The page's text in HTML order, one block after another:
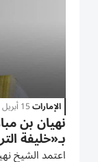
الإمارات15 أبريل 2026
نهيان بن
بـ«خليفة
اعتمد الشيخ